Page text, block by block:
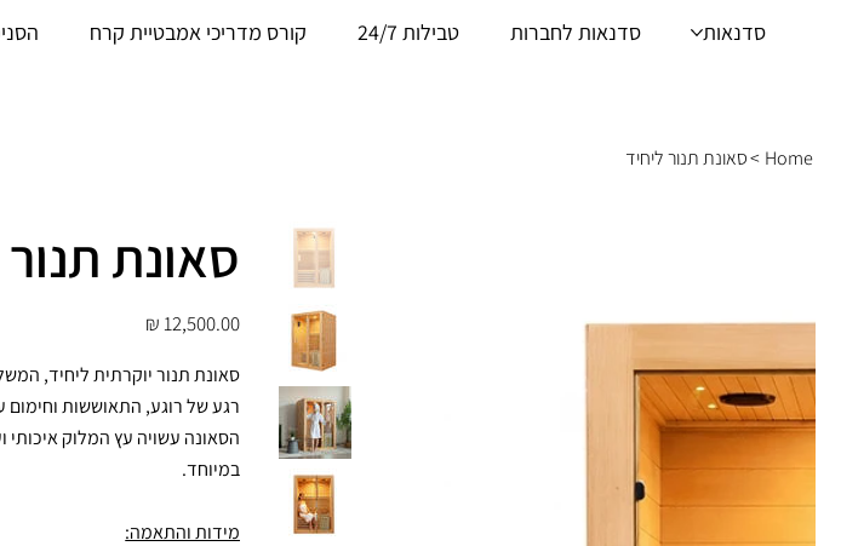
סדנאות סדנאות לחברות טבילות 24/7 קורס מדריכי אמבטיית קרח
Home
>סאונת תנור ליחיד
סאונת תנור
מחיר
סאונת תנור יוקרתית ליחיד,
רגע של רוגע, התאוששות וחימום
במיוחד.
מידות והתאמה: